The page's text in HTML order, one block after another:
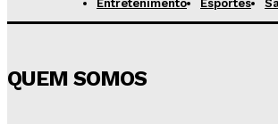
Entretenimento
Esportes
QUEM SOMOS